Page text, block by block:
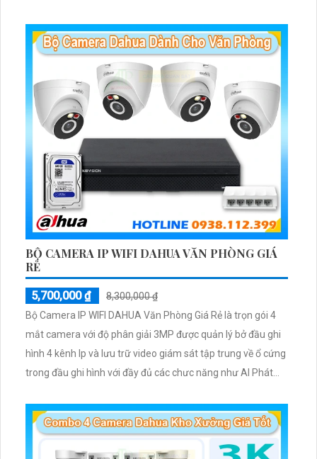
BỘ CAMERA IP WIFI DAHUA VĂN PHÒNG GIÁ
RẺ
5,700,000 ₫
8,300,000 ₫
Bộ Camera IP WIFI DAHUA Văn Phòng Giá Rẻ là trọn gói 4
mắt camera với độ phân giải 3MP được quản lý bở đầu ghi
hình 4 kênh Ip và lưu trữ video giám sát tập trung về ổ cứng
trong đầu ghi hình với đầy đủ các chưc năng như AI Phát
có màu vào ban đêm